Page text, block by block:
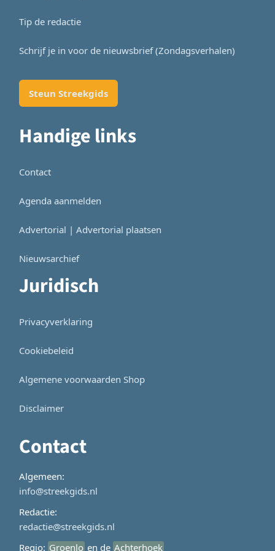
Tip de redactie
Schrijf je in voor de nieuwsbrief (Zondagsverhalen)
Steun Streekgids
Handige links
Contact
Agenda aanmelden
Advertorial | Advertorial plaatsen
Nieuwsarchief
Juridisch
Privacyverklaring
Cookiebeleid
Algemene voorwaarden Shop
Disclaimer
Contact
Algemeen:
info@streekgids.nl
Redactie:
redactie@streekgids.nl
Regio: Groenlo en de Achterhoek